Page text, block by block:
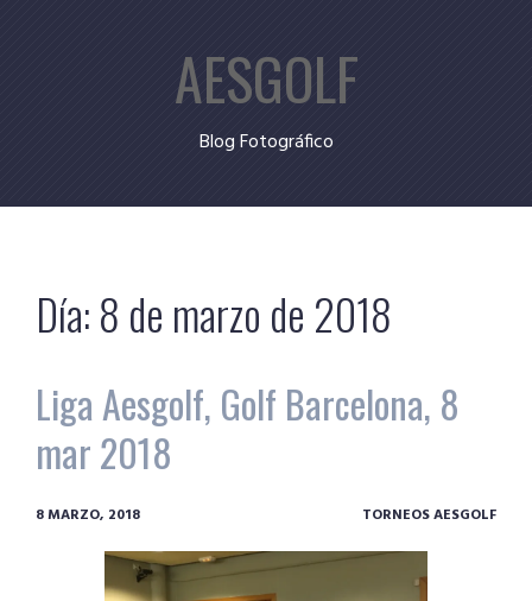
AESGOLF
Blog Fotográfico
Día:8 de marzo de 2018
Liga Aesgolf, Golf Barcelona, 8
mar 2018
8 MARZO, 2018 TORNEOS AESGOLF